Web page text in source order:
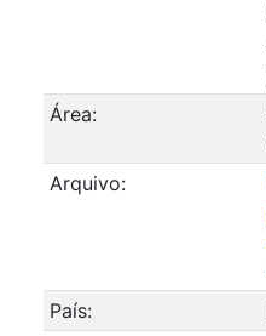
Área:
Arquivo:
País: